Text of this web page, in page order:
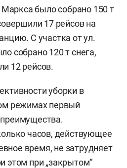
Маркса было собрано 150 т
17 рейсов на
С участка от ул.
собрано 120 т снега,
12 рейсов.
уборки в
режимах первый
часов, действующее
время, не затрудняет
этом при „закрытом“